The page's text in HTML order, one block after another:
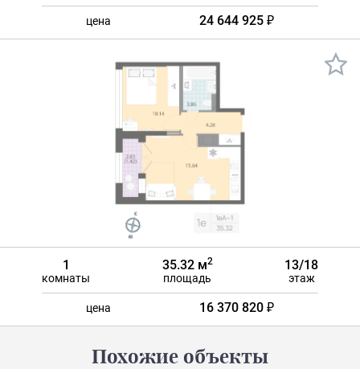
цена 24 644 925 ₽
1
комнаты
35.32 м2
площадь
13/18
этаж
цена 16 370 820 ₽
Похожие объекты